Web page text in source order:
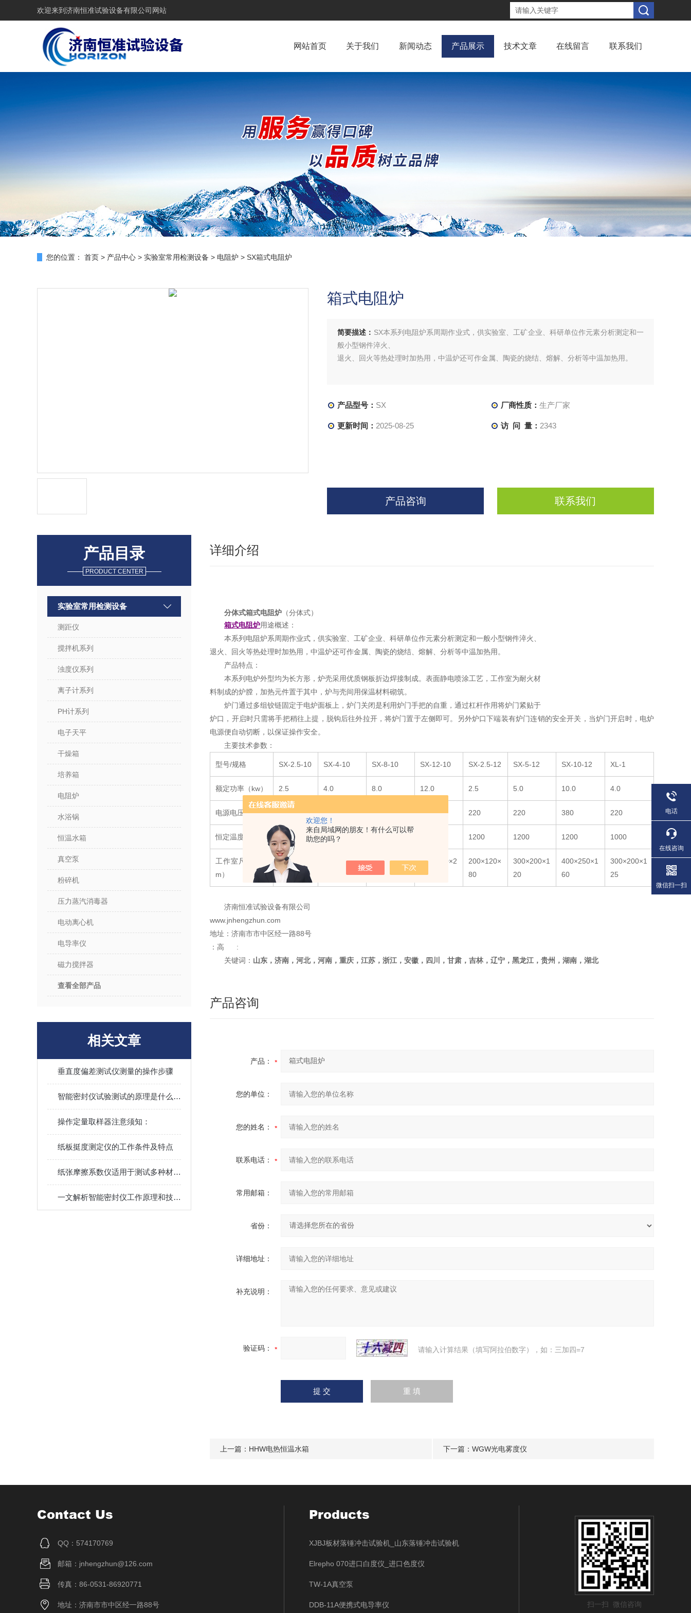
欢迎您！
来自局域网的朋友！有什么可以帮
助您的吗？
欢迎来到 济南恒准试验设备有限公司网站
网站首页 关于我们 新闻动态 产品展示 技术文章 在线留言 联系我们
您的位置： 首页 > 产品中心 > 实验室常用检测设备 > 电阻炉 > SX箱式电阻炉
箱式电阻炉
简要描述： SX本系列电阻炉系周期作业式，供实验室、工矿企业、科研单位作元素分析测定和一
般小型钢件淬火、
退火、回火等热处理时加热用，中温炉还可作金属、陶瓷的烧结、熔解、分析等中温加热用。
产品型号： SX 厂商性质： 生产厂家
更新时间： 2025-08-25 访 问 量： 2343
产品咨询 联系我们
产品目录
PRODUCT CENTER
实验室常用检测设备
测距仪
搅拌机系列
浊度仪系列
离子计系列
PH计系列
电子天平
干燥箱
培养箱
电阻炉
水浴锅
恒温水箱
真空泵
粉碎机
压力蒸汽消毒器
电动离心机
电导率仪
磁力搅拌器
查看全部产品
相关文章
垂直度偏差测试仪测量的操作步骤
智能密封仪试验测试的原理是什么？本文告诉你
操作定量取样器注意须知：
纸板挺度测定仪的工作条件及特点
纸张摩擦系数仪适用于测试多种材料的摩擦系数
一文解析智能密封仪工作原理和技术特征
详细介绍
分体式箱式电阻炉 （分体式）
箱式电阻炉用途概述：
本系列电阻炉系周期作业式，供实验室、工矿企业、科研单位作元素分析测定和一般小型钢件淬火、
退火、回火等热处理时加热用，中温炉还可作金属、陶瓷的烧结、熔解、分析等中温加热用。
产品特点：
本系列电炉外型均为长方形，炉壳采用优质钢板折边焊接制成。表面静电喷涂工艺，工作室为耐火材
料制成的炉膛，加热元件置于其中，炉与壳间用保温材料砌筑。
炉门通过多组铰链固定于电炉面板上，炉门关闭是利用炉门手把的自重，通过杠杆作用将炉门紧贴于
炉口，开启时只需将手把稍往上提，脱钩后往外拉开，将炉门置于左侧即可。另外炉口下端装有炉门连销的安全开关，当炉门开启时，电炉
电源便自动切断，以保证操作安全。
主要技术参数：
型号/规格 SX-2.5-10 SX-4-10 SX-8-10 SX-12-10 SX-2.5-12 SX-5-12 SX-10-12 XL-1
额定功率（kw） 2.5 4.0 8.0 12.0 2.5 5.0 10.0 4.0
电源电压（v） 220 220 380 380 220 220 380 220
恒定温度（℃） 1000 1000 1200 1200 1200 1000
工作室尺寸（m
m）
200×120×
80
300×200×1
400×250×1
60
500×300×2
00
200×120×
80
300×200×1
20
400×250×1
60
300×200×1
25
济南恒准试验设备有限公司
www.jnhengzhun.com
地址：济南市市中区经一路88号
：高 :
关键词： 山东，济南，河北，河南，重庆，江苏，浙江，安徽，四川，甘肃，吉林，辽宁，黑龙江，贵州，湖南，湖北
产品咨询
产品：
您的单位：
您的姓名：
联系电话：
常用邮箱：
省份：
详细地址：
补充说明：
验证码： 请输入计算结果（填写阿拉伯数字），如：三加四=7
上一篇： HHW电热恒温水箱 下一篇： WGW光电雾度仪
Contact Us
QQ：574170769
邮箱：jnhengzhun@126.com
传真：86-0531-86920771
地址：济南市市中区经一路88号
Products
XJBJ板材落锤冲击试验机_山东落锤冲击试验机
Elrepho 070进口白度仪_进口色度仪
TW-1A真空泵
DDB-11A便携式电导率仪 扫一扫 微信咨询
电话
在线咨询
微信扫一扫